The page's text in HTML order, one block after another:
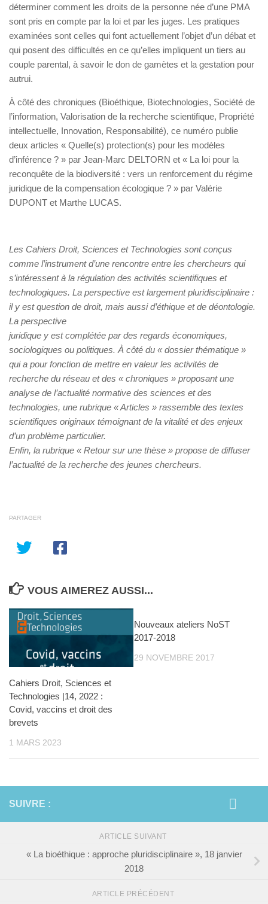
déterminer comment les droits de la personne née d’une PMA
sont pris en compte par la loi et par les juges. Les pratiques
examinées sont celles qui font actuellement l’objet d’un débat et
qui posent des difficultés en ce qu’elles impliquent un tiers au
couple parental, à savoir le don de gamètes et la gestation pour
autrui.
À côté des chroniques (Bioéthique, Biotechnologies, Société de
l’information, Valorisation de la recherche scientifique, Propriété
intellectuelle, Innovation, Responsabilité), ce numéro publie
deux articles « Quelle(s) protection(s) pour les modèles
d’inférence ? » par Jean-Marc DELTORN et « La loi pour la
reconquête de la biodiversité : vers un renforcement du régime
juridique de la compensation écologique ? » par Valérie
DUPONT et Marthe LUCAS.
Les Cahiers Droit, Sciences et Technologies sont conçus
comme l’instrument d’une rencontre entre les chercheurs qui
s’intéressent à la régulation des activités scientifiques et
technologiques. La perspective est largement pluridisciplinaire :
il y est question de droit, mais aussi d’éthique et de déontologie.
La perspective
juridique y est complétée par des regards économiques,
sociologiques ou politiques. À côté du « dossier thématique »
qui a pour fonction de mettre en valeur les activités de
recherche du réseau et des « chroniques » proposant une
analyse de l’actualité normative des sciences et des
technologies, une rubrique « Articles » rassemble des textes
scientifiques originaux témoignant de la vitalité et des enjeux
d’un problème particulier.
Enfin, la rubrique « Retour sur une thèse » propose de diffuser
l’actualité de la recherche des jeunes chercheurs.
PARTAGER
VOUS AIMEREZ AUSSI...
Cahiers Droit, Sciences et
Technologies |14, 2022 :
Covid, vaccins et droit des
brevets
1 MARS 2023
Nouveaux ateliers NoST
2017-2018
29 NOVEMBRE 2017
SUIVRE :
ARTICLE SUIVANT
« La bioéthique : approche pluridisciplinaire », 18 janvier
2018
ARTICLE PRÉCÉDENT